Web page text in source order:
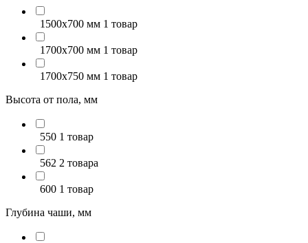
1500x700 мм 1 товар
1700x700 мм 1 товар
1700x750 мм 1 товар
Высота от пола, мм
550 1 товар
562 2 товара
600 1 товар
Глубина чаши, мм